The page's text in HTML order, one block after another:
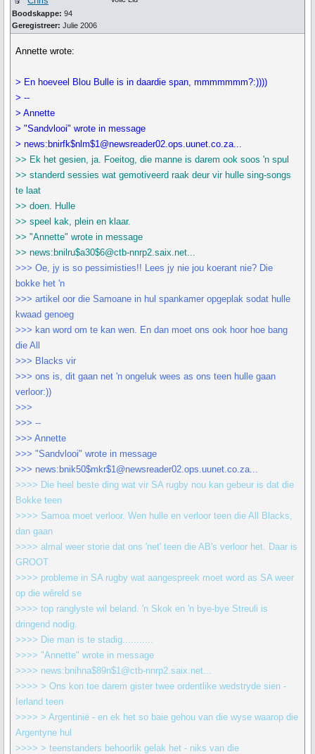
Boodskappe: 94
Geregistreer: Julie 2006
Annette wrote:
> En hoeveel Blou Bulle is in daardie span, mmmmmmm?:))))
> --
> Annette
> "Sandvlooi" wrote in message
> news:bnirfk$nlm$1@newsreader02.ops.uunet.co.za...
>> Ek het gesien, ja. Foeitog, die manne is darem ook soos 'n spul
>> standerd sessies wat gemotiveerd raak deur vir hulle sing-songs
te laat
>> doen. Hulle
>> speel kak, plein en klaar.
>> "Annette" wrote in message
>> news:bnilru$a30$6@ctb-nnrp2.saix.net...
>>> Oe, jy is so pessimisties!! Lees jy nie jou koerant nie? Die
bokke het 'n
>>> artikel oor die Samoane in hul spankamer opgeplak sodat hulle
kwaad genoeg
>>> kan word om te kan wen. En dan moet ons ook hoor hoe bang
die All
>>> Blacks vir
>>> ons is, dit gaan net 'n ongeluk wees as ons teen hulle gaan
verloor:))
>>>
>>> --
>>> Annette
>>> "Sandvlooi" wrote in message
>>> news:bnik50$mkr$1@newsreader02.ops.uunet.co.za...
>>>> Die heel beste ding wat vir SA rugby nou kan gebeur is dat die
Bokke teen
>>>> Samoa moet verloor. Wen hulle en verloor teen die All Blacks,
dan gaan
>>>> almal weer storie dat ons 'net' teen die AB's verloor het. Daar is
GROOT
>>>> probleme in SA rugby wat aangespreek moet word as SA weer
op die wêreld se
>>>> top ranglyste wil beland. 'n Skok en 'n bye-bye Streuli is
dringend nodig.
>>>> Die man is te stadig...........
>>>> "Annette" wrote in message
>>>> news:bnihna$89n$1@ctb-nnrp2.saix.net...
>>>> > Ons kon toe darem gister twee ordentlike wedstryde sien -
Ierland teen
>>>> > Argentinië - en ek het so baie gehou van die wyse waarop die
Argentyne hul
>>>> > teenstanders behoorlik gelak het - niks van die